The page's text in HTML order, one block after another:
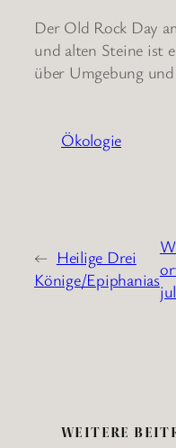
Der Old Rock Day
und alten Steine ist
über Umgebung
Ökologie
← Heilige Drei
Könige/Epiphanias
WEITERE